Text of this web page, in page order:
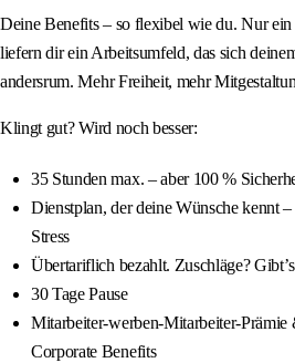
Deine Benefits – so flexibel wie du. Nur
liefern dir ein Arbeitsumfeld, das sich
andersrum. Mehr Freiheit, mehr
Klingt gut? Wird noch besser:
35 Stunden max. – aber 100 %
Dienstplan, der deine Wünsche kennt
Stress
Übertariflich bezahlt. Zuschläge?
30 Tage Pause
Mitarbeiter-werben-Mitarbeiter-Prämie
Corporate Benefits